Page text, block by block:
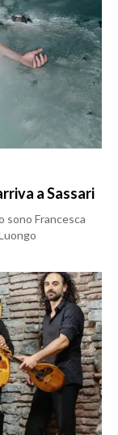
a Sassari
Francesca